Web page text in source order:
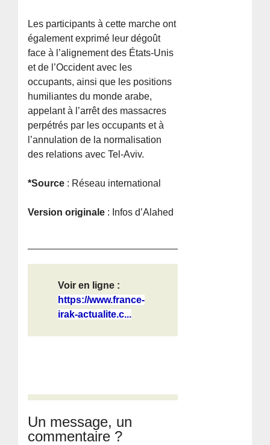
Les participants à cette marche ont
également exprimé leur dégoût
face à l’alignement des États-Unis
et de l’Occident avec les
occupants, ainsi que les positions
humiliantes du monde arabe,
appelant à l’arrêt des massacres
perpétrés par les occupants et à
l’annulation de la normalisation
des relations avec Tel-Aviv.
*Source : Réseau international
Version originale : Infos d’Alahed
Voir en ligne :
https://www.france-
irak-actualite.c...
Un message, un
commentaire ?